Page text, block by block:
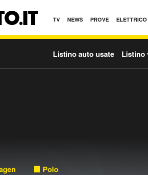
TV NEWS PROVE ELETTRICO
Listino auto usate Listino
Polo